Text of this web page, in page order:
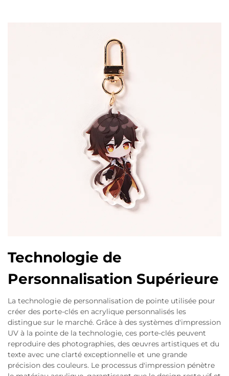
Technologie de
Personnalisation Supérieure
La technologie de personnalisation de pointe utilisée pour
créer des porte-clés en acrylique personnalisés les
distingue sur le marché. Grâce à des systèmes d'impression
UV à la pointe de la technologie, ces porte-clés peuvent
reproduire des photographies, des œuvres artistiques et du
texte avec une clarté exceptionnelle et une grande
précision des couleurs. Le processus d'impression pénètre